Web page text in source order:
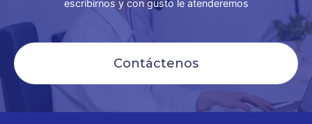
escribirnos y con gusto le atenderemos
Contáctenos